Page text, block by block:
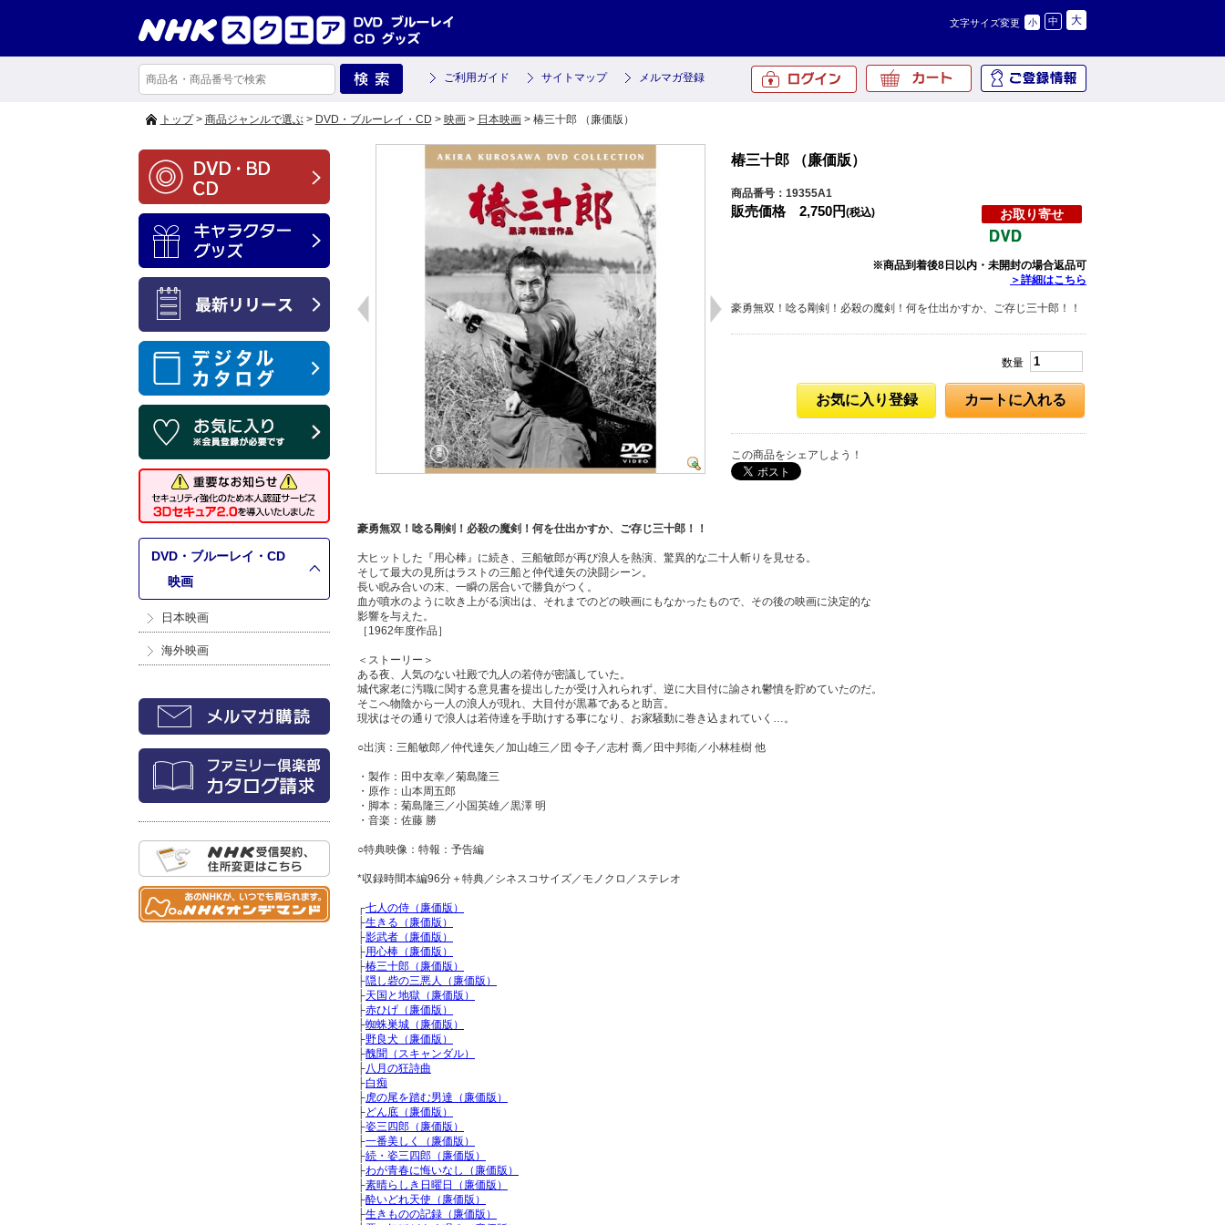
文字サイズ変更 小 中 大
ご利用ガイド サイトマップ メルマガ登録
トップ> 商品ジャンルで選ぶ> DVD・ブルーレイ・CD > 映画> 日本映画> 椿三十郎 （廉価版）
DVD・ブルーレイ・CD
映画
日本映画
海外映画
椿三十郎 （廉価版）
商品番号：19355A1
販売価格 2,750円(税込) お取り寄せ
※商品到着後8日以内・未開封の場合返品可
＞詳細はこちら
豪勇無双！唸る剛剣！必殺の魔剣！何を仕出かすか、ご存じ三十郎！！
数量
カートに入れる
お気に入り登録
この商品をシェアしよう！
豪勇無双！唸る剛剣！必殺の魔剣！何を仕出かすか、ご存じ三十郎！！
大ヒットした『用心棒』に続き、三船敏郎が再び浪人を熱演、驚異的な二十人斬りを見せる。
そして最大の見所はラストの三船と仲代達矢の決闘シーン。
長い睨み合いの末、一瞬の居合いで勝負がつく。
血が噴水のように吹き上がる演出は、それまでのどの映画にもなかったもので、その後の映画に決定的な
影響を与えた。
［1962年度作品］
＜ストーリー＞
ある夜、人気のない社殿で九人の若侍が密議していた。
城代家老に汚職に関する意見書を提出したが受け入れられず、逆に大目付に諭され鬱憤を貯めていたのだ。
そこへ物陰から一人の浪人が現れ、大目付が黒幕であると助言。
現状はその通りで浪人は若侍達を手助けする事になり、お家騒動に巻き込まれていく…。
○出演：三船敏郎／仲代達矢／加山雄三／団 令子／志村 喬／田中邦衛／小林桂樹 他
・製作：田中友幸／菊島隆三
・原作：山本周五郎
・脚本：菊島隆三／小国英雄／黒澤 明
・音楽：佐藤 勝
○特典映像：特報：予告編
*収録時間本編96分＋特典／シネスコサイズ／モノクロ／ステレオ
┌七人の侍（廉価版）
├生きる（廉価版）
├影武者（廉価版）
├用心棒（廉価版）
├椿三十郎（廉価版）
├隠し砦の三悪人（廉価版）
├天国と地獄（廉価版）
├赤ひげ（廉価版）
├蜘蛛巣城（廉価版）
├野良犬（廉価版）
├醜聞（スキャンダル）
├八月の狂詩曲
├白痴
├虎の尾を踏む男達（廉価版）
├どん底（廉価版）
├姿三四郎（廉価版）
├一番美しく（廉価版）
├続・姿三四郎（廉価版）
├わが青春に悔いなし（廉価版）
├素晴らしき日曜日（廉価版）
├酔いどれ天使（廉価版）
├生きものの記録（廉価版）